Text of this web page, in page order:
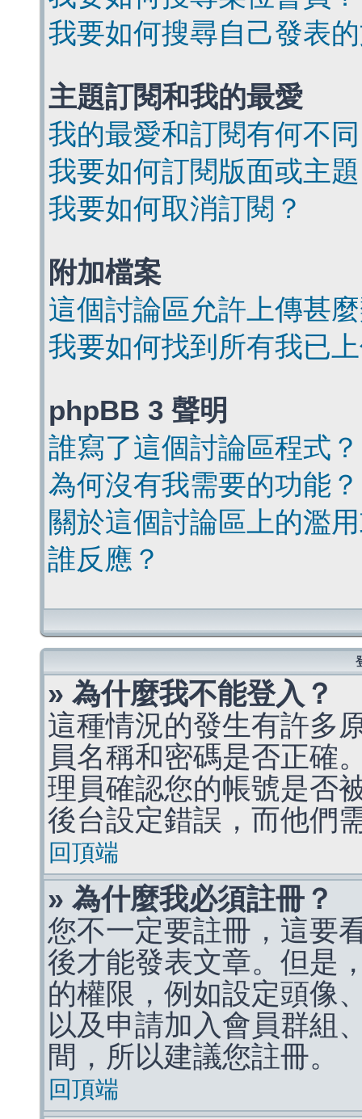
我要如何搜尋自己發表
主題訂閱和我的最愛
我的最愛和訂閱有何不
我要如何訂閱版面或主
我要如何取消訂閱？
附加檔案
這個討論區允許上傳甚
我要如何找到所有我已
phpBB 3 聲明
誰寫了這個討論區程式？
為何沒有我需要的功能？
關於這個討論區上的濫
誰反應？
» 為什麼我不能登入？
這種情況的發生有許多
員名稱和密碼是否正確
理員確認您的帳號是否
後台設定錯誤，而他們
回頂端
» 為什麼我必須註冊？
您不一定要註冊，這要
後才能發表文章。但是
的權限，例如設定頭像
以及申請加入會員群組
間，所以建議您註冊。
回頂端